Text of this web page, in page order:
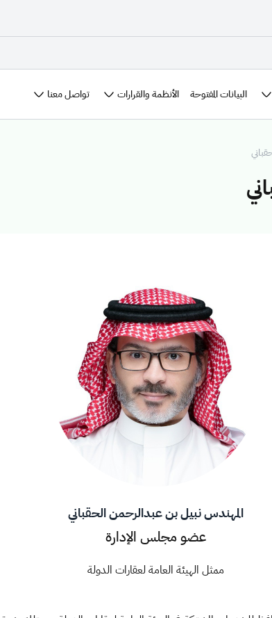
البيانات المفتوحة الأنظمة والقرارات تواصل معنا
المهندس نبيل بن عبدالرحمن الحقباني
عضو مجلس الإدارة
ممثل الهيئة العامة لعقارات الدولة